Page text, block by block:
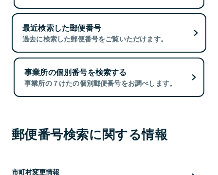
最近検索した郵便番号
過去に検索した郵便番号をご覧いただけます。
事業所の個別番号を検索する
事業所の７けたの個別郵便番号をお調べします。
郵便番号検索に関する情報
市町村変更情報